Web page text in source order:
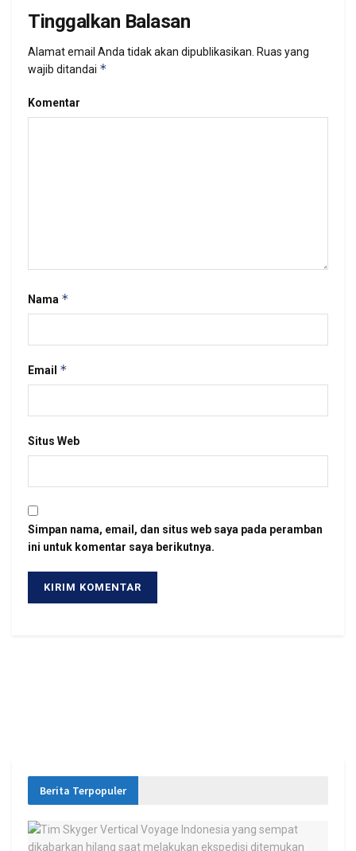
Tinggalkan Balasan
Alamat email Anda tidak akan dipublikasikan. Ruas yang
wajib ditandai *
Komentar
Nama *
Email *
Situs Web
Simpan nama, email, dan situs web saya pada peramban
ini untuk komentar saya berikutnya.
Berita Terpopuler